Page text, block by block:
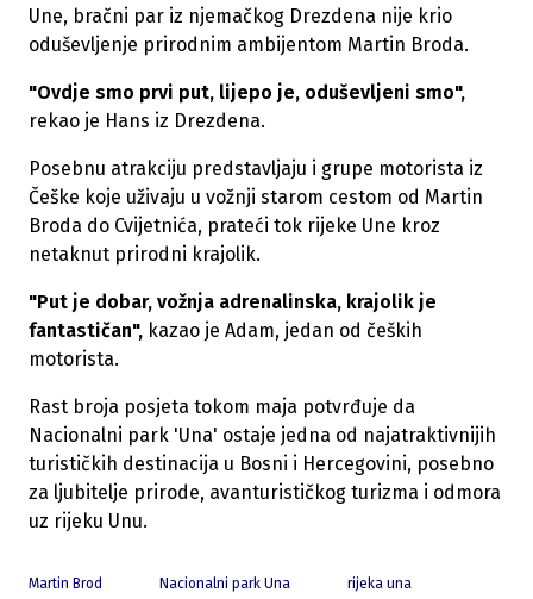
Une, bračni par iz njemačkog Drezdena nije krio
oduševljenje prirodnim ambijentom Martin Broda.
"Ovdje smo prvi put, lijepo je, oduševljeni smo",
rekao je Hans iz Drezdena.
Posebnu atrakciju predstavljaju i grupe motorista iz
Češke koje uživaju u vožnji starom cestom od Martin
Broda do Cvijetnića, prateći tok rijeke Une kroz
netaknut prirodni krajolik.
"Put je dobar, vožnja adrenalinska, krajolik je
fantastičan", kazao je Adam, jedan od čeških
motorista.
Rast broja posjeta tokom maja potvrđuje da
Nacionalni park 'Una' ostaje jedna od najatraktivnijih
turističkih destinacija u Bosni i Hercegovini, posebno
za ljubitelje prirode, avanturističkog turizma i odmora
uz rijeku Unu.
Martin Brod Nacionalni park Una rijeka una